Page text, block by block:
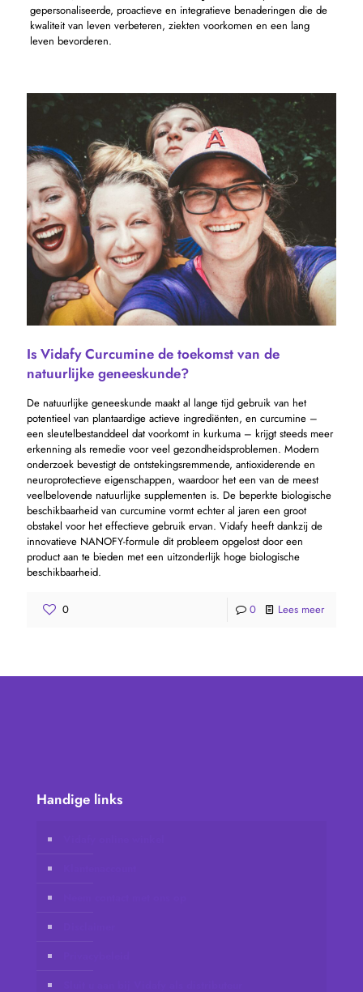
gepersonaliseerde, proactieve en integratieve benaderingen die de
kwaliteit van leven verbeteren, ziekten voorkomen en een lang
leven bevorderen.
Is Vidafy Curcumine de toekomst van de
natuurlijke geneeskunde?
De natuurlijke geneeskunde maakt al lange tijd gebruik van het
potentieel van plantaardige actieve ingrediënten, en curcumine –
een sleutelbestanddeel dat voorkomt in kurkuma – krijgt steeds meer
erkenning als remedie voor veel gezondheidsproblemen. Modern
onderzoek bevestigt de ontstekingsremmende, antioxiderende en
neuroprotectieve eigenschappen, waardoor het een van de meest
veelbelovende natuurlijke supplementen is. De beperkte biologische
beschikbaarheid van curcumine vormt echter al jaren een groot
obstakel voor het effectieve gebruik ervan. Vidafy heeft dankzij de
innovatieve NANOFY-formule dit probleem opgelost door een
product aan te bieden met een uitzonderlijk hoge biologische
beschikbaarheid.
0 0 Lees meer
Handige links